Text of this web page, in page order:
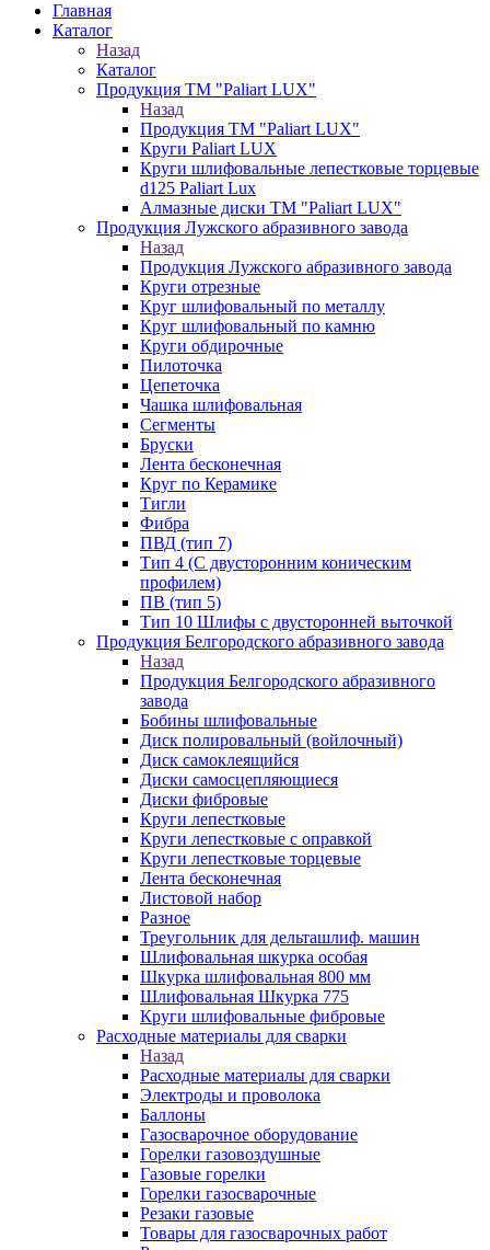
Главная
Каталог
Назад
Каталог
Продукция ТМ "Paliart LUX"
Назад
Продукция ТМ "Paliart LUX"
Круги Paliart LUX
Круги шлифовальные лепестковые торцевые
d125 Paliart Lux
Алмазные диски ТМ "Paliart LUX"
Продукция Лужского абразивного завода
Назад
Продукция Лужского абразивного завода
Круги отрезные
Круг шлифовальный по металлу
Круг шлифовальный по камню
Круги обдирочные
Пилоточка
Цепеточка
Чашка шлифовальная
Сегменты
Бруски
Лента бесконечная
Круг по Керамике
Тигли
Фибра
ПВД (тип 7)
Тип 4 (С двусторонним коническим
профилем)
ПВ (тип 5)
Тип 10 Шлифы с двусторонней выточкой
Продукция Белгородского абразивного завода
Назад
Продукция Белгородского абразивного
завода
Бобины шлифовальные
Диск полировальный (войлочный)
Диск самоклеящийся
Диски самосцепляющиеся
Диски фибровые
Круги лепестковые
Круги лепестковые с оправкой
Круги лепестковые торцевые
Лента бесконечная
Листовой набор
Разное
Треугольник для дельташлиф. машин
Шлифовальная шкурка особая
Шкурка шлифовальная 800 мм
Шлифовальная Шкурка 775
Круги шлифовальные фибровые
Расходные материалы для сварки
Назад
Расходные материалы для сварки
Электроды и проволока
Баллоны
Газосварочное оборудование
Горелки газовоздушные
Газовые горелки
Горелки газосварочные
Резаки газовые
Товары для газосварочных работ